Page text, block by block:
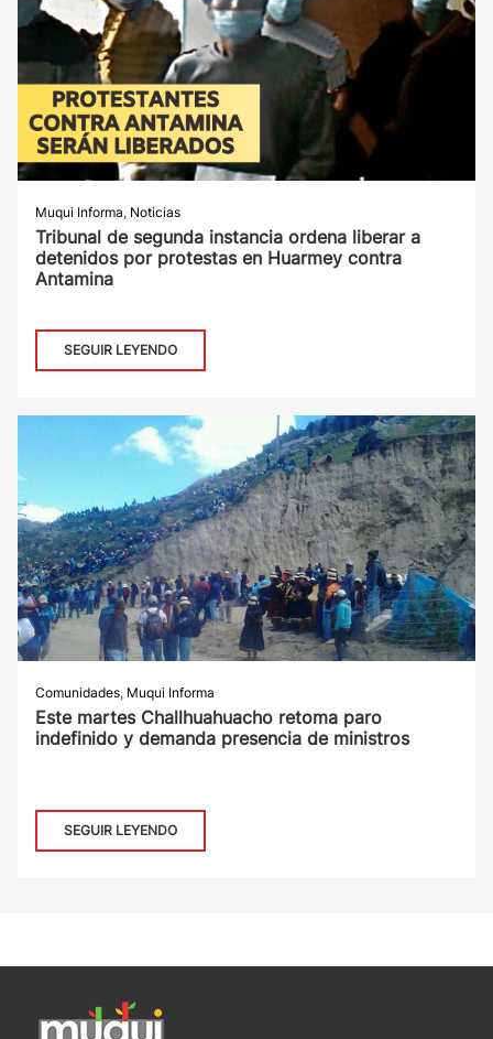
Muqui Informa, Noticias
Tribunal de segunda instancia ordena liberar a
detenidos por protestas en Huarmey contra
Antamina
SEGUIR LEYENDO
Comunidades, Muqui Informa
Este martes Challhuahuacho retoma paro
indefinido y demanda presencia de ministros
SEGUIR LEYENDO